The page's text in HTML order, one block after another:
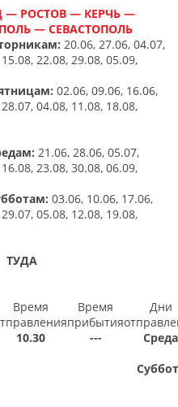
РОСТОВ — КЕРЧЬ —
— СЕВАСТОПОЛЬ
20.06, 27.06, 04.07,
22.08, 29.08, 05.09,
02.06, 09.06, 16.06,
04.08, 11.08, 18.08,
21.06, 28.06, 05.07,
23.08, 30.08, 06.09,
03.06, 10.06, 17.06,
05.08, 12.08, 19.08,
ТУДА
Время
Время
прибытия
Дни
10.30 ---
Среда